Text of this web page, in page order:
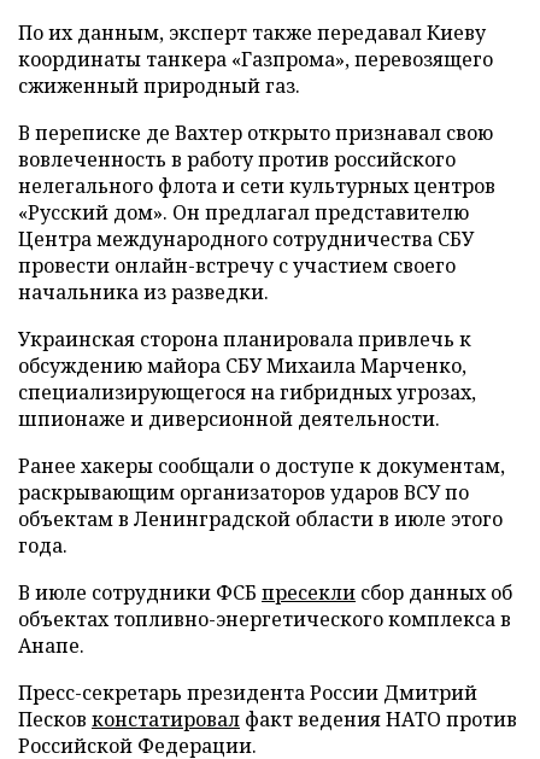
По их данным, эксперт также передавал Киеву
координаты танкера «Газпрома», перевозящего
сжиженный природный газ.
В переписке де Вахтер открыто признавал свою
вовлеченность в работу против российского
нелегального флота и сети культурных центров
«Русский дом». Он предлагал представителю
Центра международного сотрудничества СБУ
провести онлайн-встречу с участием своего
начальника из разведки.
Украинская сторона планировала привлечь к
обсуждению майора СБУ Михаила Марченко,
специализирующегося на гибридных угрозах,
шпионаже и диверсионной деятельности.
Ранее хакеры сообщали о доступе к документам,
раскрывающим организаторов ударов ВСУ по
объектам в Ленинградской области в июле этого
года.
В июле сотрудники ФСБ пресекли сбор данных об
объектах топливно-энергетического комплекса в
Анапе.
Пресс-секретарь президента России Дмитрий
Песков констатировал факт ведения НАТО против
Российской Федерации.